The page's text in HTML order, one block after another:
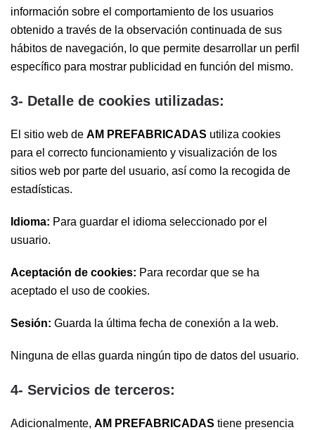
información sobre el comportamiento de los usuarios
obtenido a través de la observación continuada de sus
hábitos de navegación, lo que permite desarrollar un perfil
específico para mostrar publicidad en función del mismo.
3- Detalle de cookies utilizadas:
El sitio web de AM PREFABRICADAS utiliza cookies
para el correcto funcionamiento y visualización de los
sitios web por parte del usuario, así como la recogida de
estadísticas.
Idioma: Para guardar el idioma seleccionado por el
usuario.
Aceptación de cookies: Para recordar que se ha
aceptado el uso de cookies.
Sesión: Guarda la última fecha de conexión a la web.
Ninguna de ellas guarda ningún tipo de datos del usuario.
4- Servicios de terceros:
Adicionalmente, AM PREFABRICADAS tiene presencia